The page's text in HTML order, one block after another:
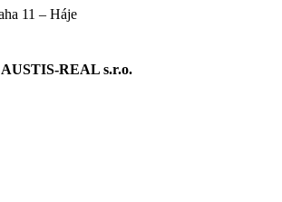
11 – Háje
AUSTIS-REAL s.r.o.